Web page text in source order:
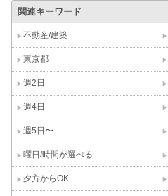
関連キーワード
不動産/建築
東京都
週2日
週4日
週5日〜
曜日/時間が選べる
夕方からOK